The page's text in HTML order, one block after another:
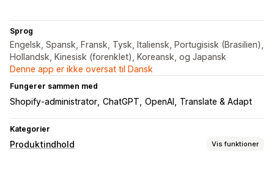
Sprog
Engelsk, Spansk, Fransk, Tysk, Italiensk, Portugisisk (Brasilien),
Hollandsk, Kinesisk (forenklet), Koreansk, og Japansk
Denne app er ikke oversat til Dansk
Fungerer sammen med
Shopify-administrator ChatGPT OpenAI Translate & Adapt
Kategorier
Produktindhold Vis funktioner